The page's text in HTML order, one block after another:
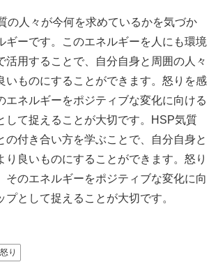
の人々が今何を求めているかを気づか
ギーです。このエネルギーを人にも環境
活用することで、自分自身と周囲の人々
いものにすることができます。怒りを感
エネルギーをポジティブな変化に向ける
して捉えることが大切です。HSP気質
の付き合い方を学ぶことで、自分自身と
り良いものにすることができます。怒り
そのエネルギーをポジティブな変化に向
プとして捉えることが大切です。
怒り